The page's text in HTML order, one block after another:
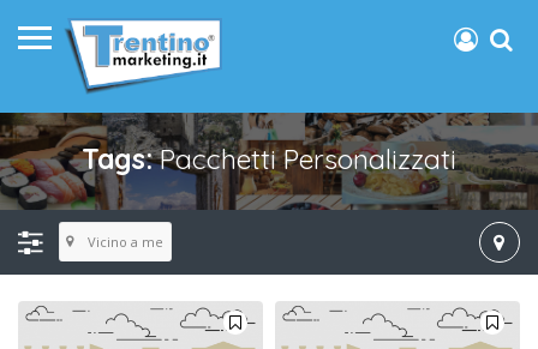
Tags:Pacchetti Personalizzati
Vicino a me